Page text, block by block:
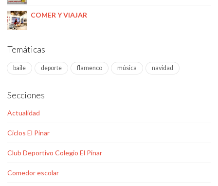
COMER Y VIAJAR
Temáticas
baile deporte flamenco música navidad
Secciones
Actualidad
Ciclos El Pinar
Club Deportivo Colegio El Pinar
Comedor escolar